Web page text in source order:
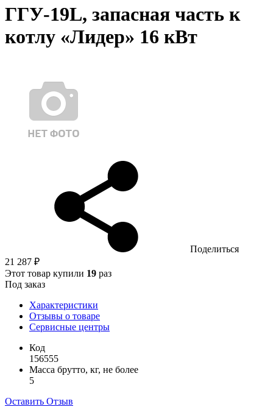
ГГУ-19L, запасная часть к
котлу «Лидер» 16 кВт
Поделиться
21 287 ₽
Этот товар купили 19 раз
Под заказ
Характеристики
Отзывы о товаре
Сервисные центры
Код
156555
Масса брутто, кг, не более
5
Оставить Отзыв